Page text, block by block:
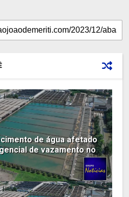
de água afetado
de vazamento no